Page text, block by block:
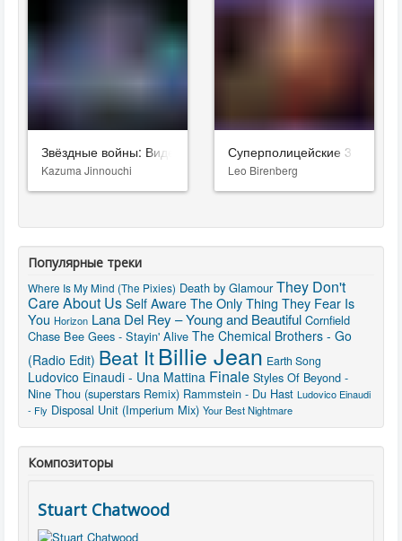
Звёздные войны: Видения. Девятый джедай
Kazuma Jinnouchi
Суперполицейские 3
Leo Birenberg
Популярные треки
Where Is My Mind (The Pixies) Death by Glamour They Don't
Care About Us Self Aware The Only Thing They Fear Is
You Horizon Lana Del Rey – Young and Beautiful Cornfield
Chase Bee Gees - Stayin' Alive The Chemical Brothers - Go
(Radio Edit) Beat ItBillie Jean Earth Song
Ludovico Einaudi - Una Mattina Finale Styles Of Beyond -
Nine Thou (superstars Remix) Rammstein - Du Hast Ludovico Einaudi
- Fly Disposal Unit (Imperium Mix) Your Best Nightmare
Композиторы
Stuart Chatwood